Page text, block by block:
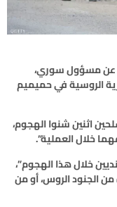
عن مسؤول سوري،
الروسية في حميميم
اثنين شنوا الهجوم،
خلال العملية”.
خلال هذا الهجوم”،
من الجنود الروس، أو من